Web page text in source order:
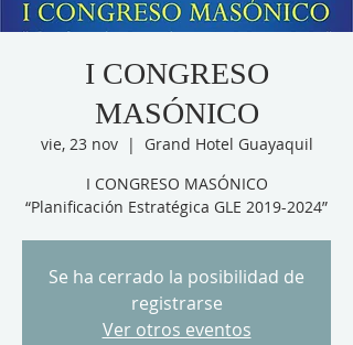
I CONGRESO
MASÓNICO
vie, 23 nov
  |
Grand Hotel Guayaquil
I CONGRESO MASÓNICO
“Planificación Estratégica GLE 2019-2024”
Se ha cerrado la posibilidad de
registrarse
Ver otros eventos